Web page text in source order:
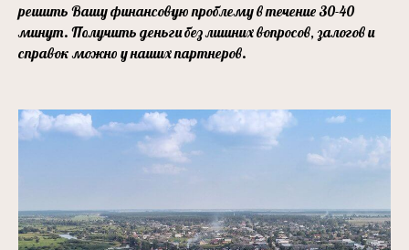
решить Вашу финансовую проблему в течение 30-40
минут. Получить деньги без лишних вопросов, залогов и
справок можно у наших партнеров.